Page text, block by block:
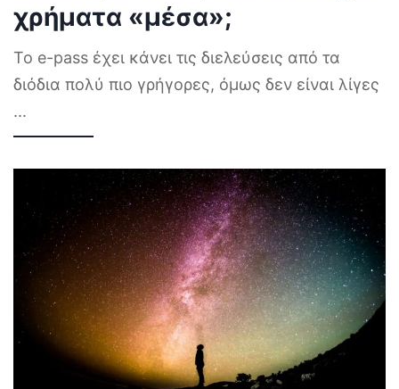
χρήματα «μέσα»;
Το e-pass έχει κάνει τις διελεύσεις από τα
διόδια πολύ πιο γρήγορες, όμως δεν είναι λίγες
...